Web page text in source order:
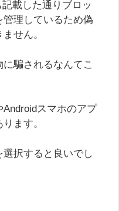
載した通りブロッ
理しているため偽
せん。
騙されるなんてこ
スマホのアプ
ます。
択すると良いでし